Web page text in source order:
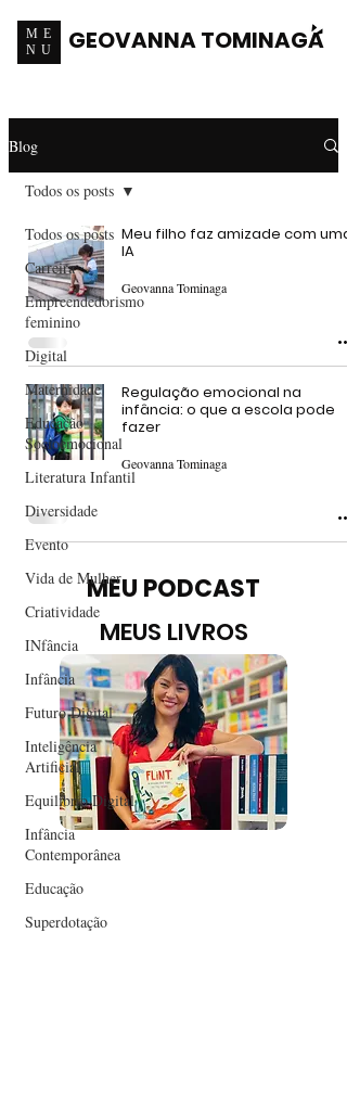
ME
NU
GEOVANNA TOMINAGA
Blog
Todos os posts
Carreira
Empreendedorismo
feminino
Digital
Maternidade
Educação
Socioemocional
Literatura Infantil
Diversidade
Evento
Vida de Mulher
Criatividade
INfância
Infância
Futuro Digital
Inteligência
Artificial
Equilíbrio Digital
Infância
Contemporânea
Educação
Superdotação
Todos os posts
Meu filho faz amizade com uma
IA
Geovanna Tominaga
Regulação emocional na
infância: o que a escola pode
fazer
Geovanna Tominaga
MEU PODCAST
MEUS LIVROS